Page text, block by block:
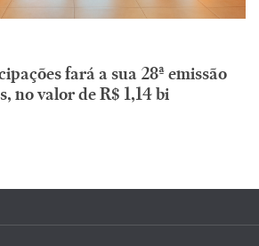
fará a sua 28ª emissão
no valor de R$ 1,14 bi